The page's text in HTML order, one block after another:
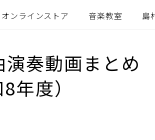
オンラインストア 音楽教室 島
演奏動画まと
度）